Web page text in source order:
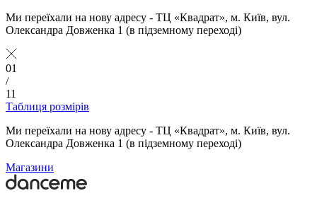
Ми переїхали на нову адресу - ТЦ «Квадрат», м. Київ, вул.
Олександра Довженка 1 (в підземному переході)
01
/
11
Таблиця розмірів
Ми переїхали на нову адресу - ТЦ «Квадрат», м. Київ, вул.
Олександра Довженка 1 (в підземному переході)
Магазини